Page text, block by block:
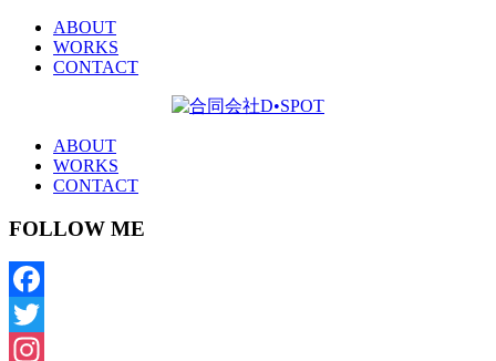
ABOUT
WORKS
CONTACT
ABOUT
WORKS
CONTACT
FOLLOW ME
Facebook
Twitter